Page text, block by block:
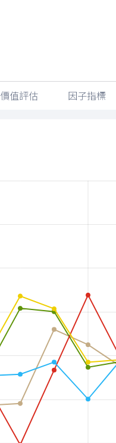
價值評估 因子指標